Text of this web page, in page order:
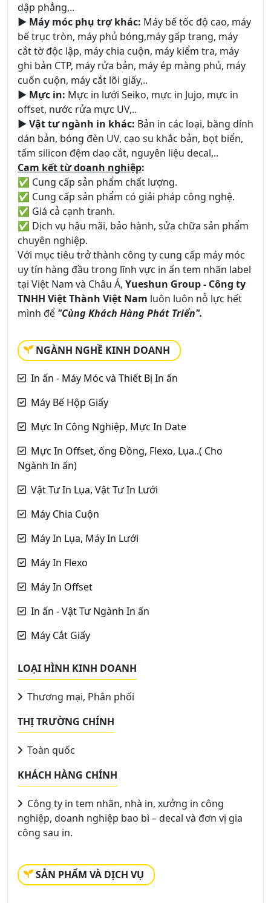
dập phẳng,..
► Máy móc phụ trợ khác: Máy bế tốc độ cao, máy
bế trục tròn, máy phủ bóng,máy gấp trang, máy
cắt tờ độc lập, máy chia cuộn, máy kiểm tra, máy
ghi bản CTP, máy rửa bản, máy ép màng phủ, máy
cuốn cuộn, máy cắt lõi giấy,..
► Mực in: Mực in lưới Seiko, mực in Jujo, mực in
offset, nước rửa mực UV,..
► Vật tư ngành in khác: Bản in các loại, băng dính
dán bản, bóng đèn UV, cao su khắc bản, bọt biển,
tấm silicon đệm dao cắt, nguyên liệu decal,..
Cam kết từ doanh nghiệp:
✅ Cung cấp sản phẩm chất lượng.
✅ Cung cấp sản phẩm có giải pháp công nghệ.
✅ Giá cả cạnh tranh.
✅ Dịch vụ hậu mãi, bảo hành, sửa chữa sản phẩm
chuyên nghiệp.
Với mục tiêu trở thành công ty cung cấp máy móc
uy tín hàng đầu trong lĩnh vực in ấn tem nhãn label
tại Việt Nam và Châu Á, Yueshun Group - Công ty
TNHH Việt Thành Việt Nam luôn luôn nỗ lực hết
mình để "Cùng Khách Hàng Phát Triển".
NGÀNH NGHỀ KINH DOANH
In ấn - Máy Móc và Thiết Bị In ấn
Máy Bế Hộp Giấy
Mực In Công Nghiệp, Mực In Date
Mực In Offset, ống Đồng, Flexo, Lụa..( Cho
Ngành In ấn)
Vật Tư In Lụa, Vật Tư In Lưới
Máy Chia Cuộn
Máy In Lụa, Máy In Lưới
Máy In Flexo
Máy In Offset
In ấn - Vật Tư Ngành In ấn
Máy Cắt Giấy
LOẠI HÌNH KINH DOANH
Thương mại, Phân phối
THỊ TRƯỜNG CHÍNH
Toàn quốc
KHÁCH HÀNG CHÍNH
Công ty in tem nhãn, nhà in, xưởng in công
nghiệp, doanh nghiệp bao bì – decal và đơn vị gia
công sau in.
SẢN PHẨM VÀ DỊCH VỤ